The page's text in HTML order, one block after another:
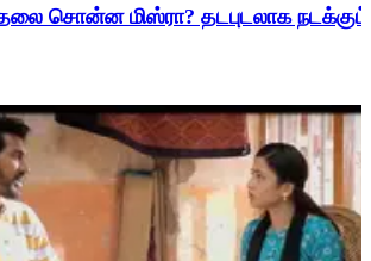
சொன்ன மிஸ்ரா? தடபுடலாக நடக்கும்